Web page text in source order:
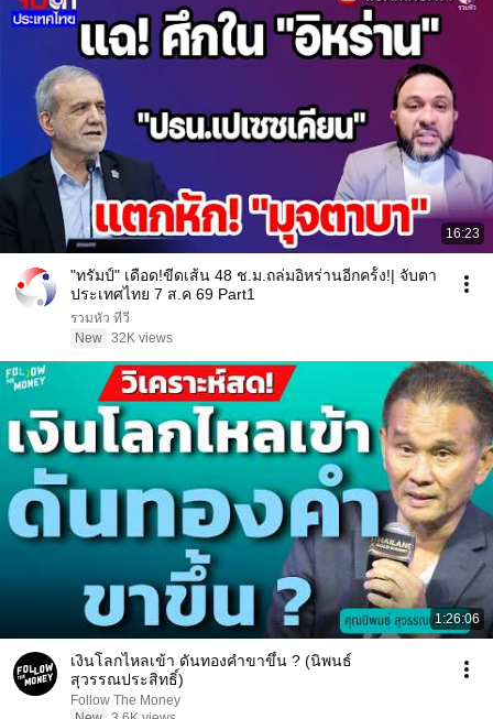
16:23
"ทรัมป์" เดือด!ขีดเส้น 48 ช.ม.ถล่มอิหร่านอีกคร้้ง!| จับตา
ประเทศไทย 7 ส.ค 69 Part1
รวมหัว ทีวี
New 32K views
1:26:06
เงินโลกไหลเข้า ดันทองคำขาขึ้น ? (นิพนธ์
สุวรรณประสิทธิ์)
Follow The Money